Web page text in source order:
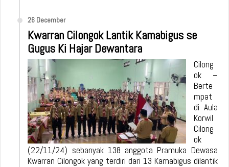
26 December
Kwarran Cilongok Lantik Kamabigus se
Gugus Ki Hajar Dewantara
Cilong
ok –
Berte
mpat
di Aula
Korwil
Cilong
ok
(22/11/24) sebanyak 138 anggota Pramuka Dewasa
Kwarran Cilongok yang terdiri dari 13 Kamabigus dilantik